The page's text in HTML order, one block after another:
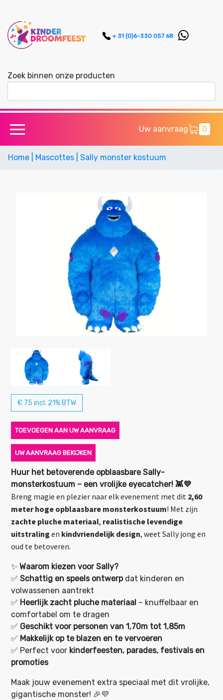
+ 31 (0)6-330 057 68
Zoek binnen onze producten
Uw aanvraag 0
Home | Mascottes | Sally monster kostuum
€ 75 incl. 21% BTW
TOEVOEGEN AAN UW AANVRAAG
UW AANVRAAG BEKIJKEN
Huur het betoverende opblaasbare Sally-
monsterkostuum – een vrolijke eyecatcher! 👾💜
Breng magie en plezier naar elk evenement met dit 2,60
meter hoge opblaasbare monsterkostuum! Met zijn
zachte pluche materiaal, realistische levendige
uitstraling en kindvriendelijk design, weet Sally jong en
oud te betoveren.
✨Waarom kiezen voor Sally?
✅Schattig en speels ontwerpdat kinderen en
volwassenen aantrekt
✅ Heerlijk zacht pluche materiaal – knuffelbaar en
comfortabel om te dragen
✅ Geschikt voor personen van 1,70m tot 1,85m
✅ Makkelijk op te blazen en te vervoeren
✅ Perfect voor kinderfeesten, parades, festivals en
promoties
Maak jouw evenement extra speciaal met dit vrolijke,
gigantische monster! 🎉💜